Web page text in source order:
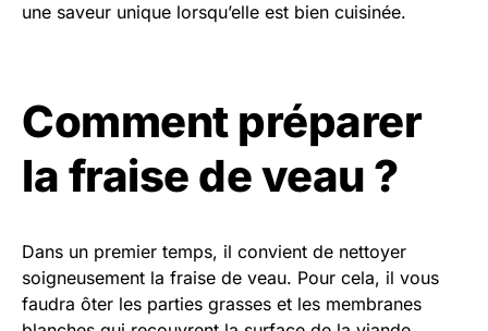
une saveur unique lorsqu’elle est bien cuisinée.
Comment préparer
la fraise de veau ?
Dans un premier temps, il convient de nettoyer
soigneusement la fraise de veau. Pour cela, il vous
faudra ôter les parties grasses et les membranes